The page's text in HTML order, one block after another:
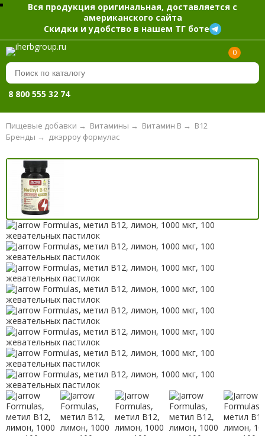
Вся продукция оригинальная, доставляется с
американского сайта
Скидки и удобство в нашем ТГ боте
0
8 800 555 32 74
Пищевые добавки → Витамины → Витамин B → B12
джэрроу формулас
Бренды →